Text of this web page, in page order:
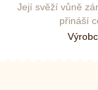
Její svěží vůně
přináší